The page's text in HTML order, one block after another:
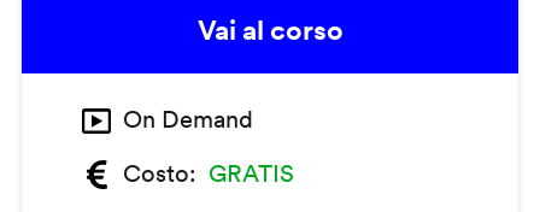
Vai al corso
On Demand
Costo
GRATIS